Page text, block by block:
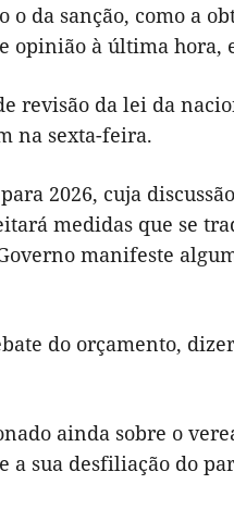
o da sanção, como a
opinião à última hora,
revisão da lei da
na sexta-feira.
2026, cuja
medidas que se
manifeste
do orçamento,
ainda sobre o
sua desfiliação do